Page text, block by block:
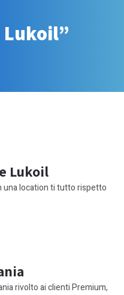
Lukoil”
Lukoil
una location ti tutto rispetto
rivolto ai clienti Premium,